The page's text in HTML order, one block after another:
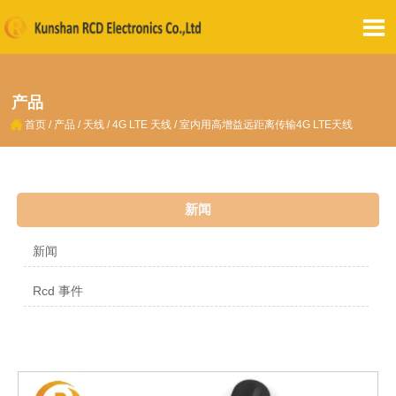

产品
 首页 / 产品 / 天线 /4G LTE 天线 /室内用高增益远距离传输4G LTE天线
新闻
新闻
Rcd 事件